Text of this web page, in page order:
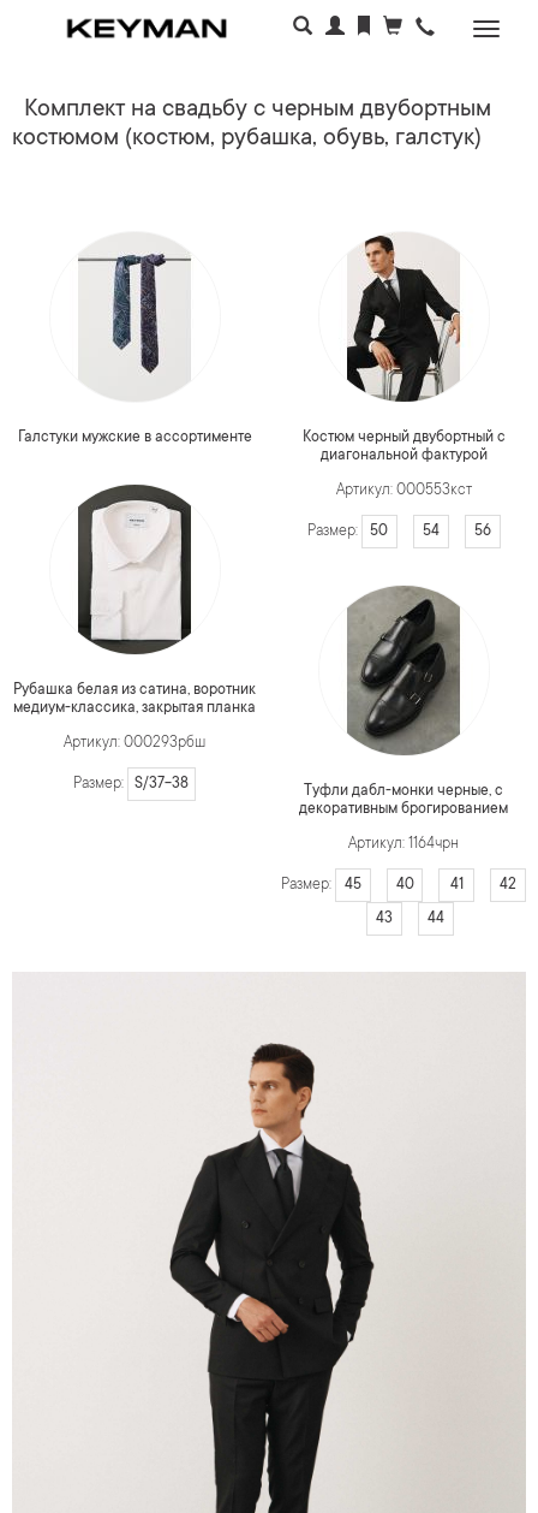
Комплект на свадьбу с черным двубортным
костюмом (костюм, рубашка, обувь, галстук)
Галстуки мужские в ассортименте
Рубашка белая из сатина, воротник
медиум-классика, закрытая планка
Артикул: 000293рбш
Размер: S/37-38
Костюм черный двубортный с
диагональной фактурой
Артикул: 000553кст
Размер: 50 54 56
Туфли дабл-монки черные, с
декоративным брогированием
Артикул: 1164чрн
Размер: 45 40 41
42
43
44